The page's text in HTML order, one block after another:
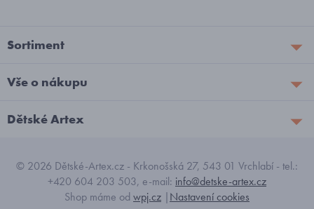
Sortiment
Vše o nákupu
Dětské Artex
© 2026 Dětské-Artex.cz - Krkonošská 27, 543 01 Vrchlabí - tel.:
+420 604 203 503, e-mail: info@detske-artex.cz
Shop máme od wpj.cz |Nastavení cookies